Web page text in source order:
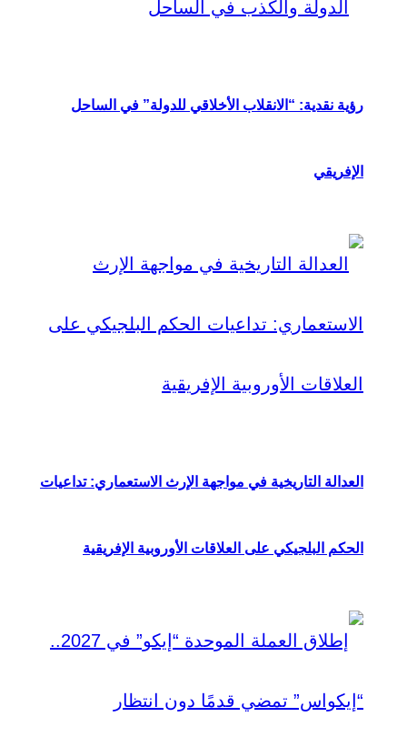
رؤية نقدية: “الانقلاب الأخلاقي للدولة” في الساحل
الإفريقي
العدالة التاريخية في مواجهة الإرث الاستعماري: تداعيات
الحكم البلجيكي على العلاقات الأوروبية الإفريقية